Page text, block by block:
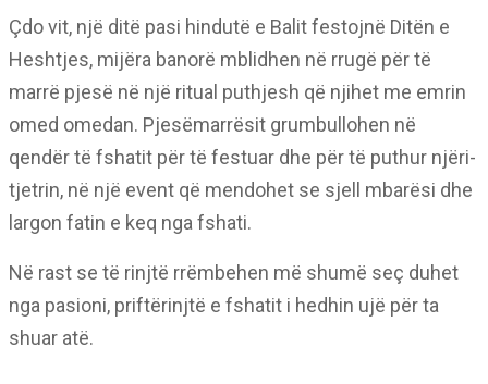
Çdo vit, një ditë pasi hindutë e Balit festojnë Ditën e
Heshtjes, mijëra banorë mblidhen në rrugë për të
marrë pjesë në një ritual puthjesh që njihet me emrin
omed omedan. Pjesëmarrësit grumbullohen në
qendër të fshatit për të festuar dhe për të puthur njëri-
tjetrin, në një event që mendohet se sjell mbarësi dhe
largon fatin e keq nga fshati.
Në rast se të rinjtë rrëmbehen më shumë seç duhet
nga pasioni, priftërinjtë e fshatit i hedhin ujë për ta
shuar atë.